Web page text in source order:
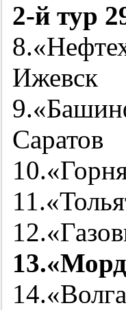
2-йтур
Ижевск
Саратов